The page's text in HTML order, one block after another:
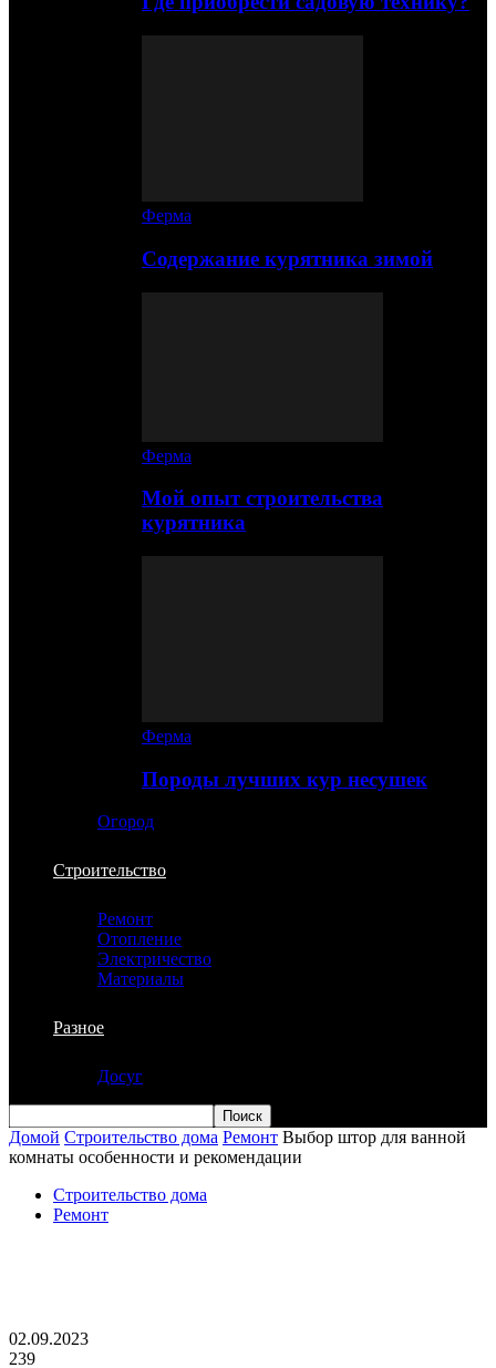
Ферма
Содержание курятника зимой
Ферма
Мой опыт строительства
курятника
Ферма
Породы лучших кур несушек
Огород
Строительство
Ремонт
Отопление
Электричество
Материалы
Разное
Досуг
Домой Строительство дома Ремонт Выбор штор для ванной
комнаты особенности и рекомендации
Строительство дома
Ремонт
02.09.2023
239